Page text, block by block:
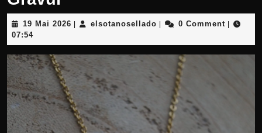
19 Mai 2026 19
2026
| elsotanosellado elsotanosellado
| 0 Comment |
07:54